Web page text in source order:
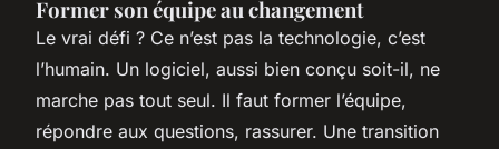
Former son équipe au changement
Le vrai défi ? Ce n’est pas la technologie, c’est
l’humain. Un logiciel, aussi bien conçu soit-il, ne
marche pas tout seul. Il faut former l’équipe,
répondre aux questions, rassurer. Une transition